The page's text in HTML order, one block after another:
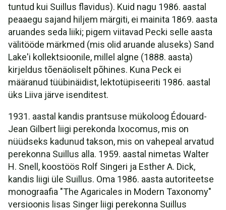
tuntud kui Suillus flavidus). Kuid nagu 1986. aastal
peaaegu sajand hiljem märgiti, ei mainita 1869. aasta
aruandes seda liiki; pigem viitavad Pecki selle aasta
välitööde märkmed (mis olid aruande aluseks) Sand
Lake'i kollektsioonile, millel algne (1888. aasta)
kirjeldus tõenäoliselt põhines. Kuna Peck ei
määranud tüübinäidist, lektotüpiseeriti 1986. aastal
üks Liiva järve isenditest.
1931. aastal kandis prantsuse mükoloog Édouard-
Jean Gilbert liigi perekonda Ixocomus, mis on
nüüdseks kadunud takson, mis on vahepeal arvatud
perekonna Suillus alla. 1959. aastal nimetas Walter
H. Snell, koostöös Rolf Singeri ja Esther A. Dick,
kandis liigi üle Suillus. Oma 1986. aasta autoriteetse
monograafia "The Agaricales in Modern Taxonomy"
versioonis lisas Singer liigi perekonna Suillus